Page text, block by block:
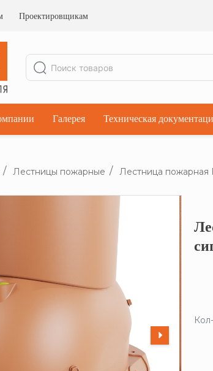
Проектировщикам
Галерея Техническая
Лестницы пожарные Лестница пожарная